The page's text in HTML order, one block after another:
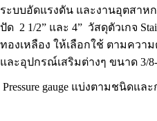
ระบบอัดแรงดัน และงานอุตสาห
ปัด 2 1/2” และ 4” วัสดุตัวเกจ
ทองเหลือง ให้เลือกใช้ ตามคว
และอุปกรณ์เสริมต่างๆ ขนาด 3/8-
Pressure gauge แบ่งตามชนิดแล